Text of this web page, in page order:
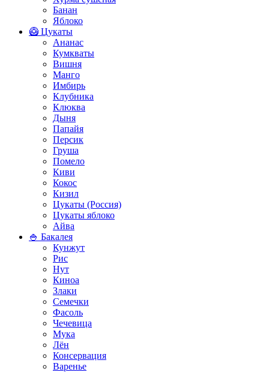
Банан
Яблоко
🥝 Цукаты
Ананас
Кумкваты
Вишня
Манго
Имбирь
Клубника
Клюква
Дыня
Папайя
Персик
Груша
Помело
Киви
Кокос
Кизил
Цукаты (Россия)
Цукаты яблоко
Айва
🍚 Бакалея
Кунжут
Рис
Нут
Киноа
Злаки
Семечки
Фасоль
Чечевица
Мука
Лён
Консервация
Варенье